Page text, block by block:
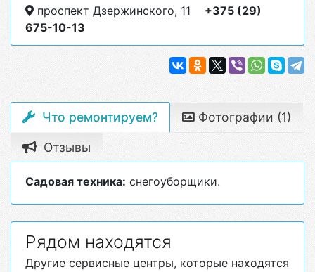
проспект Дзержинского, 11
+375 (29)
675-10-13
Что ремонтируем? Фотографии (1)
Отзывы
Садовая техника: снегоуборщики.
Рядом находятся
Другие сервисные центры, которые находятся